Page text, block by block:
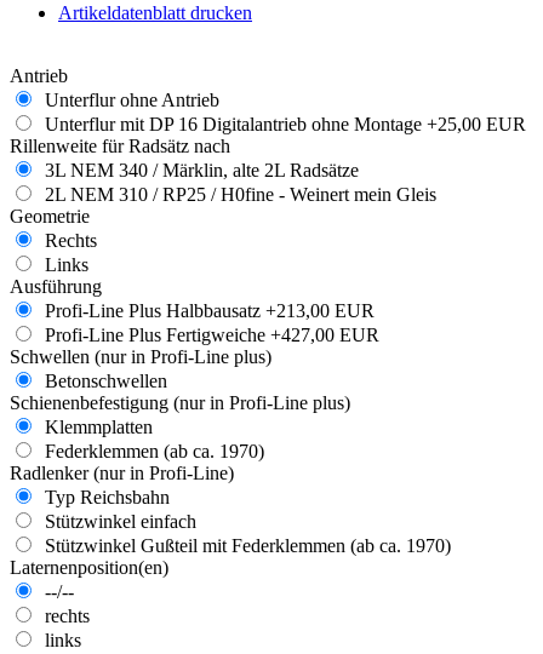
Artikeldatenblatt drucken
Antrieb
Unterflur ohne Antrieb
Unterflur mit DP 16 Digitalantrieb ohne Montage +25,00 EUR
Rillenweite für Radsätz nach
3L NEM 340 / Märklin, alte 2L Radsätze
2L NEM 310 / RP25 / H0fine - Weinert mein Gleis
Geometrie
Rechts
Links
Ausführung
Profi-Line Plus Halbbausatz +213,00 EUR
Profi-Line Plus Fertigweiche +427,00 EUR
Schwellen (nur in Profi-Line plus)
Betonschwellen
Schienenbefestigung (nur in Profi-Line plus)
Klemmplatten
Federklemmen (ab ca. 1970)
Radlenker (nur in Profi-Line)
Typ Reichsbahn
Stützwinkel einfach
Stützwinkel Gußteil mit Federklemmen (ab ca. 1970)
Laternenposition(en)
--/--
rechts
links